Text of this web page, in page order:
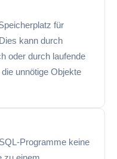
für
kann durch
oder durch laufende
unnötige Objekte
Programme keine